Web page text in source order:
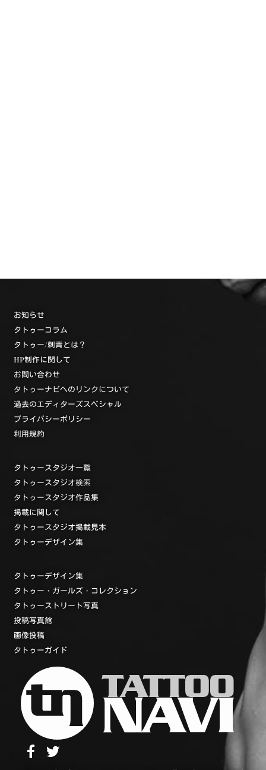
お知らせ
タトゥーコラム
タトゥー/刺青とは？
HP制作に関して
お問い合わせ
タトゥーナビへのリンクについて
過去のエディターズスペシャル
プライバシーポリシー
利用規約
タトゥースタジオ一覧
タトゥースタジオ検索
タトゥースタジオ作品集
掲載に関して
タトゥースタジオ掲載見本
タトゥーデザイン集
タトゥーデザイン集
タトゥー・ガールズ・コレクション
タトゥーストリート写真
投稿写真館
画像投稿
タトゥーガイド